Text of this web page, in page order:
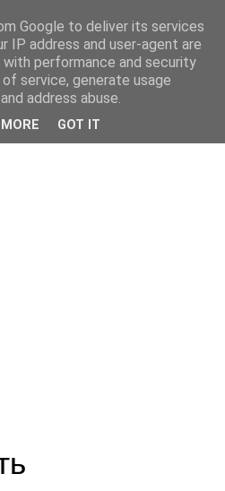
Google to deliver its services
IP address and user-agent are
performance and security
service, generate usage
address abuse.
GOT IT